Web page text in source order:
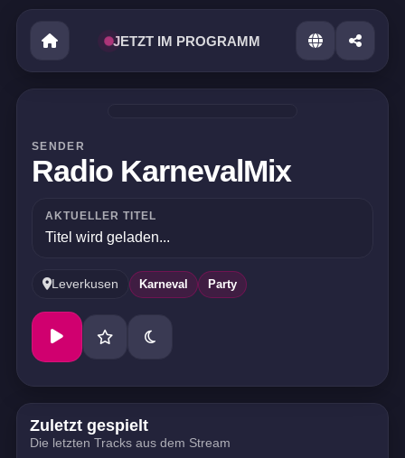
JETZT IM PROGRAMM
SENDER
Radio KarnevalMix
AKTUELLER TITEL
Titel wird geladen...
Leverkusen Karneval Party
Zuletzt gespielt
Die letzten Tracks aus dem Stream